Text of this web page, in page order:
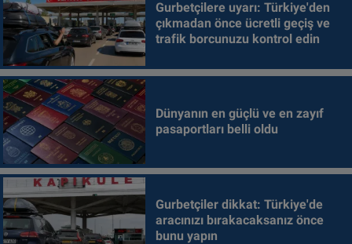
Gurbetçilere uyarı: Türkiye'den
çıkmadan önce ücretli geçiş ve
trafik borcunuzu kontrol edin
Dünyanın en güçlü ve en zayıf
pasaportları belli oldu
Gurbetçiler dikkat: Türkiye'de
aracınızı bırakacaksanız önce
bunu yapın